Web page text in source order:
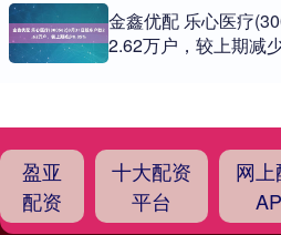
金鑫优配 乐心医疗
2.62万户，较上期减
盈亚
配资
十大配资
平台
网